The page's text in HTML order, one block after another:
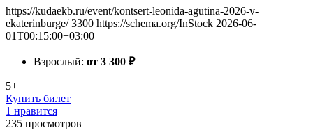
https://kudaekb.ru/event/kontsert-leonida-agutina-2026-v-
ekaterinburge/ 3300 https://schema.org/InStock 2026-06-
01T00:15:00+03:00
Взрослый: от 3 300 ₽
5+
Купить билет
1 нравится
235 просмотров